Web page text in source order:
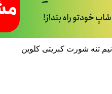
نیم تنه شورت کبریتی کلوین